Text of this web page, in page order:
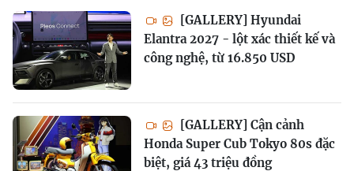
[GALLERY] Hyundai
Elantra 2027 - lột xác thiết kế và
công nghệ, từ 16.850 USD
[GALLERY] Cận cảnh
Honda Super Cub Tokyo 80s đặc
biệt, giá 43 triệu đồng